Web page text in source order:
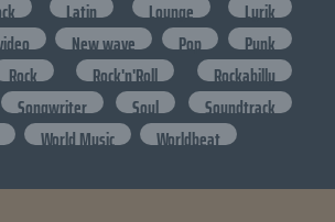
Latin Lounge
Lyrik
New wave Pop
Punk
Rock Rock'n'Roll
Rockabilly
Songwriter Soul
Soundtrack
World Music Worldbeat